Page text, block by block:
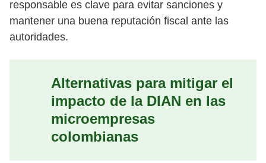
responsable es clave para evitar sanciones y
mantener una buena reputación fiscal ante las
autoridades.
Alternativas para mitigar el
impacto de la DIAN en las
microempresas
colombianas